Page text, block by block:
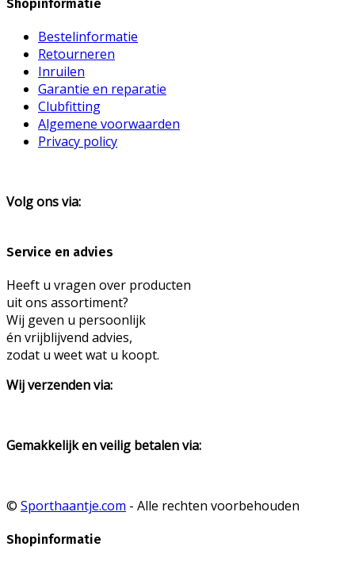
Shopinformatie
Bestelinformatie
Retourneren
Inruilen
Garantie en reparatie
Clubfitting
Algemene voorwaarden
Privacy policy
Volg ons via:
Service en advies
Heeft u vragen over producten
uit ons assortiment?
Wij geven u persoonlijk
én vrijblijvend advies,
zodat u weet wat u koopt.
Wij verzenden via:
Gemakkelijk en veilig betalen via:
© Sporthaantje.com - Alle rechten voorbehouden
Shopinformatie